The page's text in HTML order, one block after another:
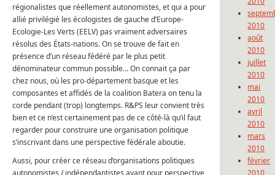
régionalistes que réellement autonomistes, et qui a pour
allié privilégié les écologistes de gauche d’Europe-
Ecologie-Les Verts (EELV) pas vraiment adversaires
résolus des États-nations. On se trouve de fait en
présence d’un réseau fédéré par le plus petit
dénominateur commun possible… On connait ça par
chez nous, où les pro-département basque et les
composantes et affidés de la coalition Batera on tenu la
corde pendant (trop) longtemps. R&PS leur convient très
bien et ce n’est certainement pas de ce côté-là qu’il faut
regarder pour construire une organisation politique
s’inscrivant dans une perspective fédérale aboutie.
Aussi, pour créer ce réseau d’organisations politiques
2010
août
2010
juillet
2010
mai
2010
avril
2010
mars
2010
février